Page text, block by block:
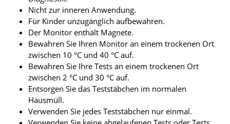
Nicht zur inneren Anwendung.
Für Kinder unzugänglich aufbewahren.
Der Monitor enthält Magnete.
Bewahren Sie Ihren Monitor an einem trockenen Ort
zwischen 10 °C und 40 °C auf.
Bewahren Sie Ihre Tests an einem trockenen Ort
zwischen 2 °C und 30 °C auf.
Entsorgen Sie das Teststäbchen im normalen
Hausmüll.
Verwenden Sie jedes Teststäbchen nur einmal.